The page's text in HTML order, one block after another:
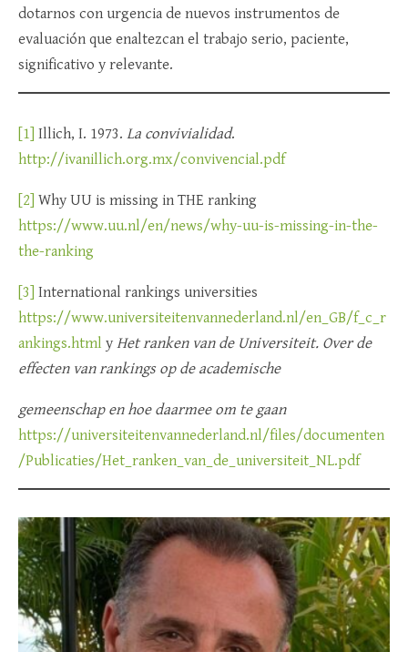
dotarnos con urgencia de nuevos instrumentos de
evaluación que enaltezcan el trabajo serio, paciente,
significativo y relevante.
[1] Illich, I. 1973. La convivialidad.
http://ivanillich.org.mx/convivencial.pdf
[2] Why UU is missing in THE ranking
https://www.uu.nl/en/news/why-uu-is-missing-in-the-
the-ranking
[3] International rankings universities
https://www.universiteitenvannederland.nl/en_GB/f_c_r
ankings.html y Het ranken van de Universiteit. Over de
effecten van rankings op de academische
gemeenschap en hoe daarmee om te gaan
https://universiteitenvannederland.nl/files/documenten
/Publicaties/Het_ranken_van_de_universiteit_NL.pdf